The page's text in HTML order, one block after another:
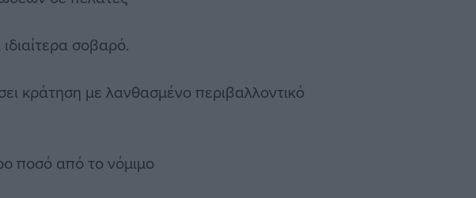
σοβαρό.
κράτηση με λανθασμένο περιβαλλοντικό
ποσό από το νόμιμο